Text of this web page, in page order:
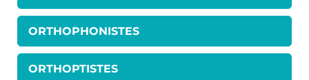
ORTHOPHONISTES
ORTHOPTISTES